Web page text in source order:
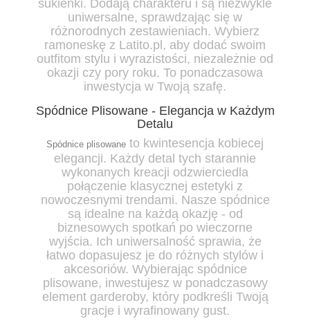
sukienki. Dodają charakteru i są niezwykle
uniwersalne, sprawdzając się w
różnorodnych zestawieniach. Wybierz
ramoneskę z Latito.pl, aby dodać swoim
outfitom stylu i wyrazistości, niezależnie od
okazji czy pory roku. To ponadczasowa
inwestycja w Twoją szafę.
Spódnice Plisowane - Elegancja w Każdym
Detalu
Spódnice plisowane to kwintesencja kobiecej
elegancji. Każdy detal tych starannie
wykonanych kreacji odzwierciedla
połączenie klasycznej estetyki z
nowoczesnymi trendami. Nasze spódnice
są idealne na każdą okazję - od
biznesowych spotkań po wieczorne
wyjścia. Ich uniwersalność sprawia, że
łatwo dopasujesz je do różnych stylów i
akcesoriów. Wybierając spódnice
plisowane, inwestujesz w ponadczasowy
element garderoby, który podkreśli Twoją
gracje i wyrafinowany gust.